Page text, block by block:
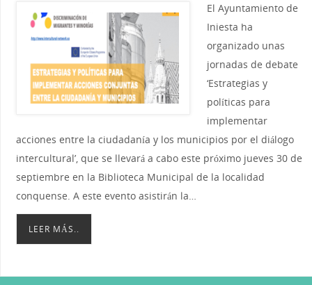
El Ayuntamiento de
Iniesta ha
organizado unas
jornadas de debate
‘Estrategias y
políticas para
implementar
acciones entre la ciudadanía y los municipios por el diálogo
intercultural’, que se llevará a cabo este próximo jueves 30 de
septiembre en la Biblioteca Municipal de la localidad
conquense. A este evento asistirán la…
LEER MÁS..